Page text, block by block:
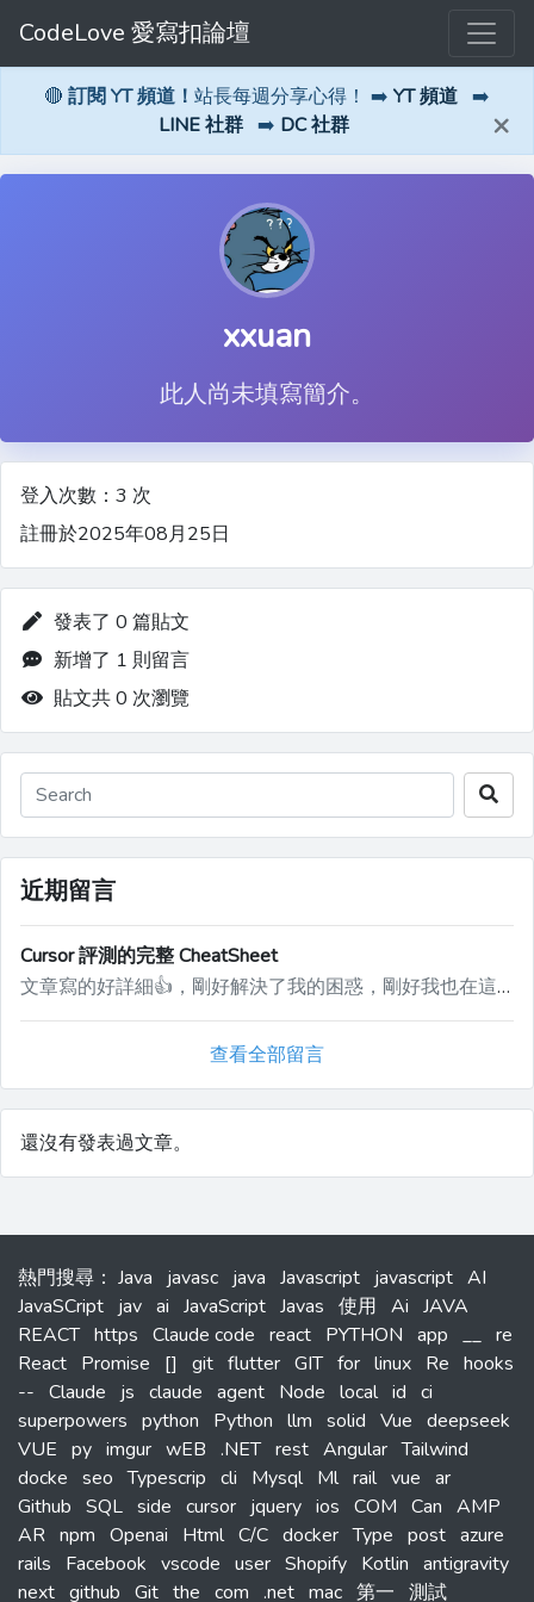
CodeLove 愛寫扣論壇
🔴 訂閱 YT 頻道！ 站長每週分享心得！ ➡️ YT 頻道 ➡️
LINE 社群 ➡️ DC 社群 ×
xxuan
此人尚未填寫簡介。
登入次數：3 次
註冊於2025年08月25日
發表了 0 篇貼文
新增了 1 則留言
貼文共 0 次瀏覽
近期留言
Cursor 評測的完整 CheatSheet
文章寫的好詳細👍，剛好解決了我的困惑，剛好我也在這個網站看到了一些不錯的 [vibe coding tools](https://vibecodinghub.org)，畢竟ai時代的來臨，越來越多的ai工具有點不知所措。
查看全部留言
還沒有發表過文章。
熱門搜尋 ： Java javasc java Javascript javascript AI
JavaSCript jav ai JavaScript Javas 使用 Ai JAVA
REACT https Claude code react PYTHON app __ re
React Promise [] git flutter GIT for linux Re hooks
-- Claude js claude agent Node local id ci
superpowers python Python llm solid Vue deepseek
VUE py imgur wEB .NET rest Angular Tailwind
docke seo Typescrip cli Mysql Ml rail vue ar
Github SQL side cursor jquery ios COM Can AMP
AR npm Openai Html C/C docker Type post azure
rails
Facebook vscode user Shopify Kotlin antigravity
next github Git the com .net mac 第一 測試